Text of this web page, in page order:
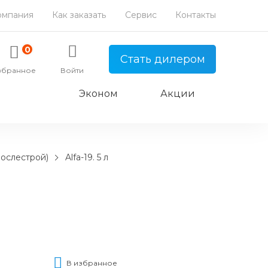
Как заказать Сервис Контакты
0
Войти
Стать дилером
Эконом Акции
Alfa-19. 5 л
В избранное